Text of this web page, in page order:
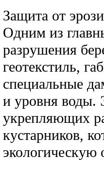
Защита от
Одним из
разрушения
геотекстиль,
специальные
и уровня воды.
укрепляющих
кустарников,
экологическую